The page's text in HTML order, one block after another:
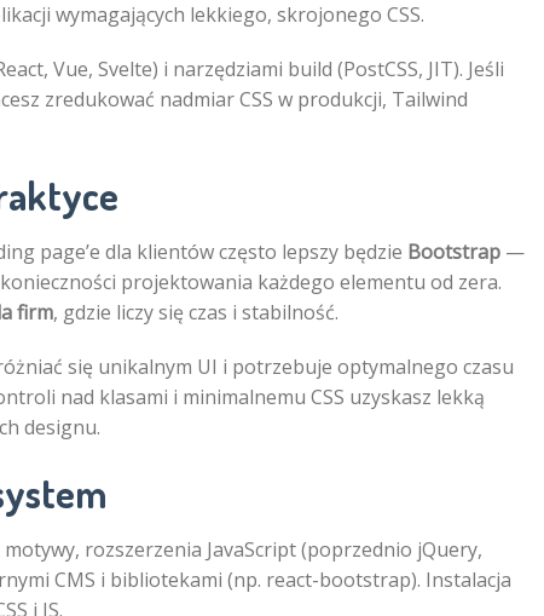
wymagających lekkiego, skrojonego CSS.
Vue, Svelte) i narzędziami build (PostCSS, JIT). Jeśli
zredukować nadmiar CSS w produkcji, Tailwind
page’e dla klientów często lepszy będzie Bootstrap —
projektowania każdego elementu od zera.
firm, gdzie liczy się czas i stabilność.
się unikalnym UI i potrzebuje optymalnego czasu
nad klasami i minimalnemu CSS uzyskasz lekką
designu.
rozszerzenia JavaScript (poprzednio jQuery,
CMS i bibliotekami (np. react-bootstrap). Instalacja
i JS.